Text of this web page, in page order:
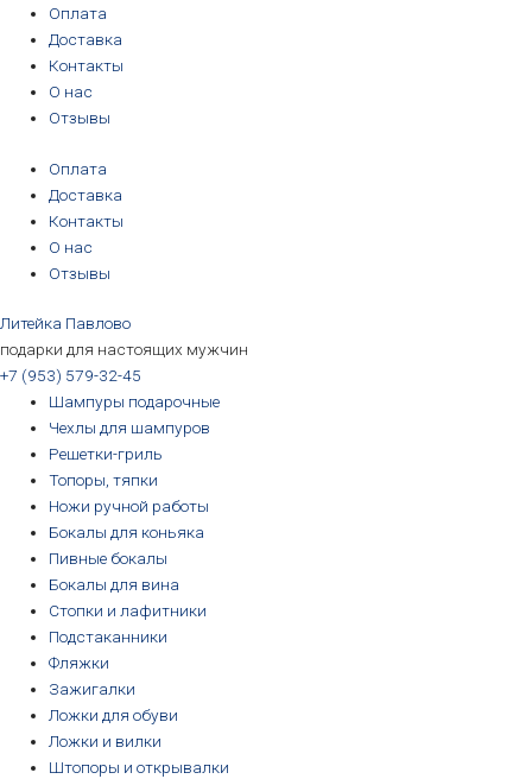
Перейти
содержимому
Оплата
Доставка
Контакты
О нас
Отзывы
Оплата
Доставка
Контакты
О нас
Отзывы
Литейка Павлово
подарки для настоящих мужчин
+7 (953) 579-32-45
Шампуры подарочные
Чехлы для шампуров
Решетки-гриль
Топоры, тяпки
Ножи ручной работы
Бокалы для коньяка
Пивные бокалы
Бокалы для вина
Стопки и лафитники
Подстаканники
Фляжки
Зажигалки
Ложки для обуви
Ложки и вилки
Штопоры и открывалки